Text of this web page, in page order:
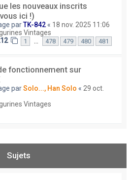
les nouveaux inscrits
ici !)
parTK-842 « 18 nov. 2025 11:06
Vintages
1 … 478 479 480 481
fonctionnement sur
parSolo..., Han Solo « 29 oct.
Vintages
Sujets